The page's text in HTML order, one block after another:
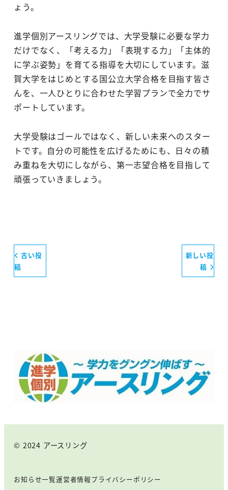
ょう。
進学個別アースリングでは、大学受験に必要な学力
だけでなく、「考える力」「表現する力」「主体的
に学ぶ姿勢」を育てる指導を大切にしています。滋
賀大学をはじめとする国公立大学合格を目指す皆さ
んを、一人ひとりに合わせた学習プランで全力でサ
ポートしています。
大学受験はゴールではなく、新しい未来へのスター
トです。自分の可能性を広げるためにも、日々の積
み重ねを大切にしながら、第一志望合格を目指して
頑張っていきましょう。
古い投
稿
新しい投
稿
© 2024 アースリング
お知らせ一覧運営者情報プライバシーポリシー